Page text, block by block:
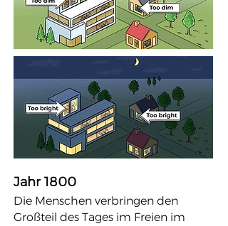
Jahr 1800
Die Menschen verbringen den
Großteil des Tages im Freien im